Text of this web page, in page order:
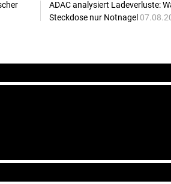
ADAC analysiert Ladeverluste:
Steckdose nur Notnagel